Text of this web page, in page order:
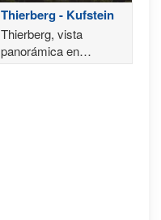
Thierberg - Kufstein
Thierberg, vista
panorámica en
dirección a Untere